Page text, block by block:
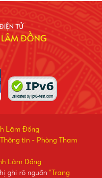
Lâm Đồng
tin - Phòng Tham
Lâm Đồng
ghi rõ nguồn "Trang